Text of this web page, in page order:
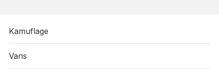
Kamuflage
Vans